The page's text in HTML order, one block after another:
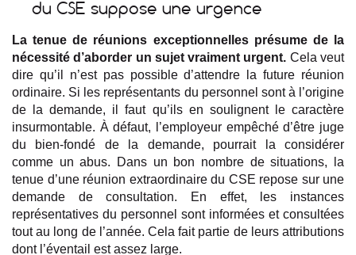
du CSE suppose une urgence
La tenue de réunions exceptionnelles présume de la
nécessité d’aborder un sujet vraiment urgent. Cela veut
dire qu’il n’est pas possible d’attendre la future réunion
ordinaire. Si les représentants du personnel sont à l’origine
de la demande, il faut qu’ils en soulignent le caractère
insurmontable. À défaut, l’employeur empêché d’être juge
du bien-fondé de la demande, pourrait la considérer
comme un abus. Dans un bon nombre de situations, la
tenue d’une réunion extraordinaire du CSE repose sur une
demande de consultation. En effet, les instances
représentatives du personnel sont informées et consultées
tout au long de l’année. Cela fait partie de leurs attributions
dont l’éventail est assez large.